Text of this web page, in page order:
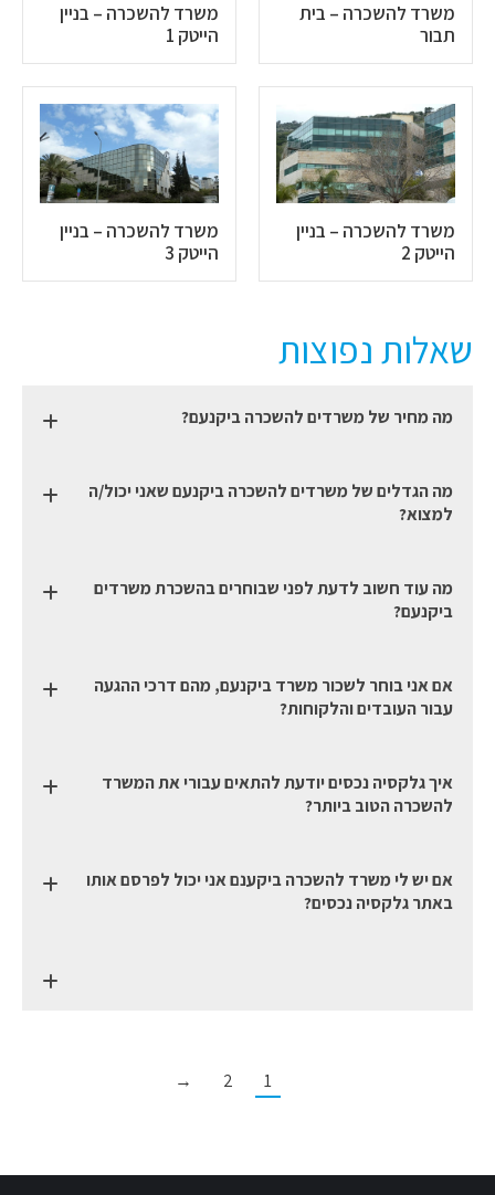
משרד להשכרה – בית
תבור
משרד להשכרה – בניין
הייטק 1
משרד להשכרה – בניין
הייטק 2
משרד להשכרה – בניין
הייטק 3
שאלות נפוצות
מה מחיר של משרדים להשכרה ביקנעם?
מה הגדלים של משרדים להשכרה ביקנעם שאני יכול/ה
למצוא?
מה עוד חשוב לדעת לפני שבוחרים בהשכרת משרדים
ביקנעם?
אם אני בוחר לשכור משרד ביקנעם, מהם דרכי ההגעה
עבור העובדים והלקוחות?
איך גלקסיה נכסים יודעת להתאים עבורי את המשרד
להשכרה הטוב ביותר?
אם יש לי משרד להשכרה ביקענם אני יכול לפרסם אותו
באתר גלקסיה נכסים?
1
2
→